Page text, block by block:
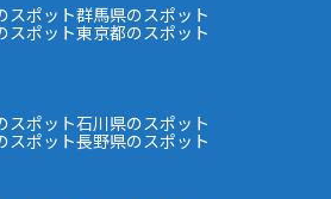
スポット群馬県のスポット
スポット東京都のスポット
スポット石川県のスポット
スポット長野県のスポット